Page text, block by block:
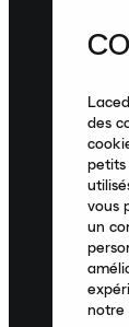
des
petits
vous
un
notre